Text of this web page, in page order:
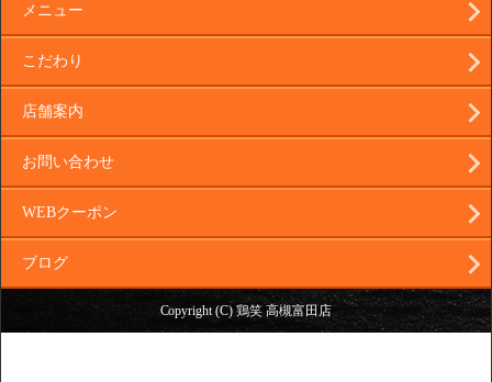
メニュー
こだわり
店舗案内
お問い合わせ
WEBクーポン
ブログ
Copyright (C) 鶏笑 高槻富田店